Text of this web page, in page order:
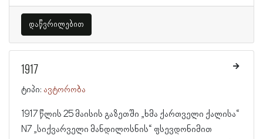
დაწვრილებით
1917
ტიპი: ავტორობა
1917 წლის 25 მაისის გაზეთში „ხმა ქართველი ქალისა“
N7 „სიქვარველი მანდილოსნის“ ფსევდონიმით